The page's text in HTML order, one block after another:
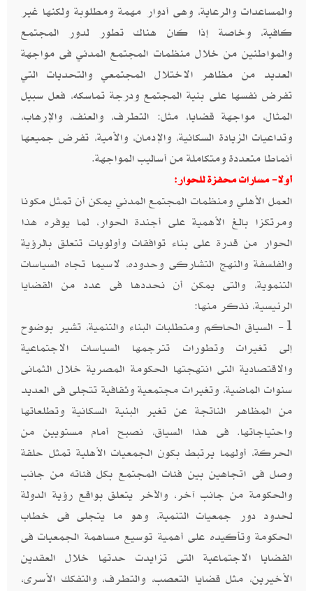
والمساعدات والرعاية، وهى أدوار مهمة ومطلوبة ولكنها غير
كافية، وخاصة إذا كان هناك تطور لدور المجتمع
والمواطنين من خلال منظمات المجتمع المدني فى مواجهة
العديد من مظاهر الاختلال المجتمعي والتحديات التي
تفرض نفسها على بنية المجتمع ودرجة تماسكه، فعل سبيل
المثال، مواجهة قضايا، مثل: التطرف، والعنف، والإرهاب،
وتداعيات الزيادة السكانية، والإدمان، والأمية، تفرض جميعها
أنماطا متعددة ومتكاملة من أساليب المواجهة.
أولا- مسارات محفزة للحوار:
العمل الأهلي ومنظمات المجتمع المدني يمكن أن تمثل مكونا
ومرتكزا بالغ الأهمية على أجندة الحوار، لما يوفره هذا
الحوار من قدرة على بناء توافقات وأولويات تتعلق بالرؤية
والفلسفة والنهج التشاركى وحدوده، لاسيما تجاه السياسات
التنموية، والتى يمكن أن نحددها فى عدد من القضايا
الرئيسية، نذكر منها:
1- السياق الحاكم ومتطلبات البناء والتنمية، تشير بوضوح
إلى تغيرات وتطورات تترجمها السياسات الاجتماعية
والاقتصادية التى انتهجتها الحكومة المصرية خلال الثمانى
سنوات الماضية، وتغيرات مجتمعية وثقافية تتجلى فى العديد
من المظاهر الناتجة عن تغير البنية السكانية وتطلعاتها
واحتياجاتها. فى هذا السياق، نصبح أمام مستويين من
الحركة، أولهما يرتبط بكون الجمعيات الأهلية تمثل حلقة
وصل فى اتجاهين بين فئات المجتمع بكل فئاته من جانب
والحكومة من جانب آخر، والآخر يتعلق بواقع رؤية الدولة
لحدود دور جمعيات التنمية، وهو ما يتجلى فى خطاب
الحكومة وتأكيده على أهمية توسيع مساهمة الجمعيات فى
القضايا الاجتماعية التى تزايدت حدتها خلال العقدين
الأخيرين، مثل قضايا التعصب، والتطرف، والتفكك الأسرى،